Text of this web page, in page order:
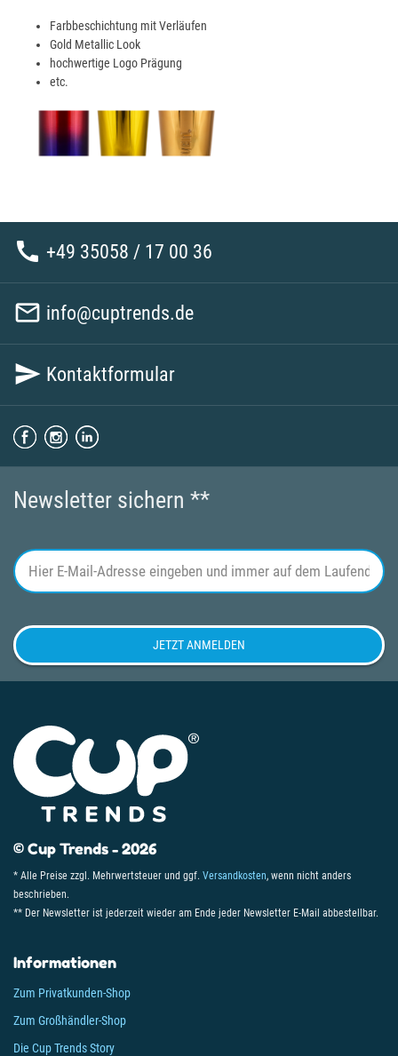
Farbbeschichtung mit Verläufen
Gold Metallic Look
hochwertige Logo Prägung
etc.
 +49 35058 / 17 00 36
 info@cuptrends.de
 Kontaktformular
Newsletter sichern **
© Cup Trends - 2026
* Alle Preise zzgl. Mehrwertsteuer und ggf. Versandkosten, wenn nicht anders
beschrieben.
** Der Newsletter ist jederzeit wieder am Ende jeder Newsletter E-Mail abbestellbar.
Informationen
Zum Privatkunden-Shop
Zum Großhändler-Shop
Die Cup Trends Story